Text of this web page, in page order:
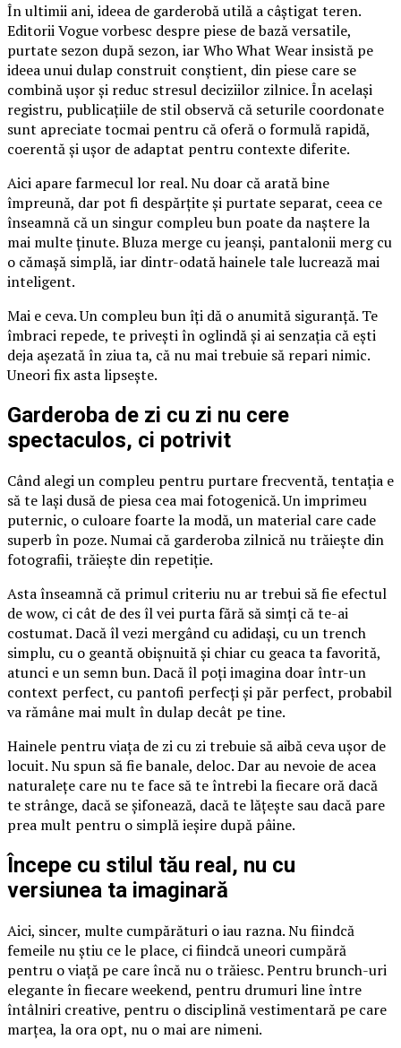
În ultimii ani, ideea de garderobă utilă a câștigat teren.
Editorii Vogue vorbesc despre piese de bază versatile,
purtate sezon după sezon, iar Who What Wear insistă pe
ideea unui dulap construit conștient, din piese care se
combină ușor și reduc stresul deciziilor zilnice. În același
registru, publicațiile de stil observă că seturile coordonate
sunt apreciate tocmai pentru că oferă o formulă rapidă,
coerentă și ușor de adaptat pentru contexte diferite.
Aici apare farmecul lor real. Nu doar că arată bine
împreună, dar pot fi despărțite și purtate separat, ceea ce
înseamnă că un singur compleu bun poate da naștere la
mai multe ținute. Bluza merge cu jeanși, pantalonii merg cu
o cămașă simplă, iar dintr-odată hainele tale lucrează mai
inteligent.
Mai e ceva. Un compleu bun îți dă o anumită siguranță. Te
îmbraci repede, te privești în oglindă și ai senzația că ești
deja așezată în ziua ta, că nu mai trebuie să repari nimic.
Uneori fix asta lipsește.
Garderoba de zi cu zi nu cere
spectaculos, ci potrivit
Când alegi un compleu pentru purtare frecventă, tentația e
să te lași dusă de piesa cea mai fotogenică. Un imprimeu
puternic, o culoare foarte la modă, un material care cade
superb în poze. Numai că garderoba zilnică nu trăiește din
fotografii, trăiește din repetiție.
Asta înseamnă că primul criteriu nu ar trebui să fie efectul
de wow, ci cât de des îl vei purta fără să simți că te-ai
costumat. Dacă îl vezi mergând cu adidași, cu un trench
simplu, cu o geantă obișnuită și chiar cu geaca ta favorită,
atunci e un semn bun. Dacă îl poți imagina doar într-un
context perfect, cu pantofi perfecți și păr perfect, probabil
va rămâne mai mult în dulap decât pe tine.
Hainele pentru viața de zi cu zi trebuie să aibă ceva ușor de
locuit. Nu spun să fie banale, deloc. Dar au nevoie de acea
naturalețe care nu te face să te întrebi la fiecare oră dacă
te strânge, dacă se șifonează, dacă te lățește sau dacă pare
prea mult pentru o simplă ieșire după pâine.
Începe cu stilul tău real, nu cu
versiunea ta imaginară
Aici, sincer, multe cumpărături o iau razna. Nu fiindcă
femeile nu știu ce le place, ci fiindcă uneori cumpără
pentru o viață pe care încă nu o trăiesc. Pentru brunch-uri
elegante în fiecare weekend, pentru drumuri line între
întâlniri creative, pentru o disciplină vestimentară pe care
marțea, la ora opt, nu o mai are nimeni.